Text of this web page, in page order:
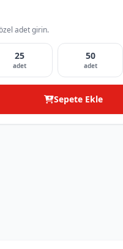
adet girin.
25
adet
50
adet
Sepete Ekle